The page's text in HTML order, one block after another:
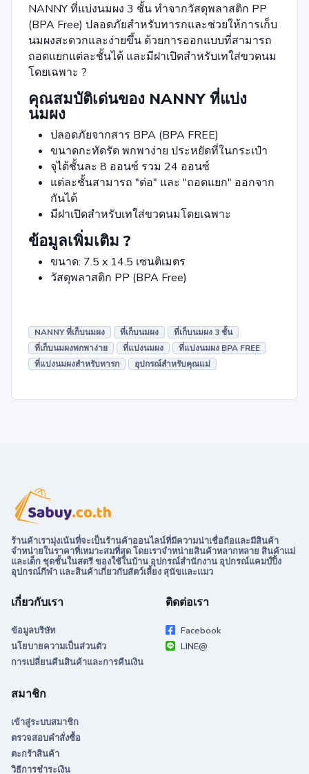
NANNY ที่แบ่งนมผง 3 ชั้น ทำจากวัสดุพลาสติก PP
(BPA Free) ปลอดภัยสำหรับทารกและช่วยให้การเก็บ
นมผงสะดวกและง่ายขึ้น ด้วยการออกแบบที่สามารถ
ถอดแยกแต่ละชั้นได้ และมีฝาเปิดสำหรับเทใส่ขวดนม
โดยเฉพาะ ?
คุณสมบัติเด่นของ NANNY ที่แบ่ง
นมผง
ปลอดภัยจากสาร BPA (BPA FREE)
ขนาดกะทัดรัด พกพาง่าย ประหยัดที่ในกระเป๋า
จุได้ชั้นละ 8 ออนซ์ รวม 24 ออนซ์
แต่ละชั้นสามารถ "ต่อ" และ "ถอดแยก" ออกจาก
กันได้
มีฝาเปิดสำหรับเทใส่ขวดนมโดยเฉพาะ
ข้อมูลเพิ่มเติม ?
ขนาด: 7.5 x 14.5 เซนติเมตร
วัสดุพลาสติก PP (BPA Free)
NANNY ที่เก็บนมผง ที่เก็บนมผง
ที่เก็บนมผง 3 ชั้น
ที่เก็บนมผงพกพาง่าย
ที่แบ่งนมผง
ที่แบ่งนมผง BPA FREE
ที่แบ่งนมผงสำหรับทารก
อุปกรณ์สำหรับคุณแม่
ร้านค้าเรามุ่งเน้นที่จะเป็นร้านค้าออนไลน์ที่มีความน่าเชื่อถือและมีสินค้า
จำหน่ายในราคาที่เหมาะสมที่สุด โดยเราจำหน่ายสินค้าหลากหลาย สินค้าแม่
และเด็ก ชุดชั้นในสตรี ของใช้ในบ้าน อุปกรณ์สำนักงาน อุปกรณ์แคมป์ปิ้ง
อุปกรณ์กีฬา และสินค้าเกี่ยวกับสัตว์เลี้ยง สุนัขและแมว
เกี่ยวกับเรา
ข้อมูลบริษัท
นโยบายความเป็นส่วนตัว
การเปลี่ยนคืนสินค้าและการคืนเงิน
ติดต่อเรา
Facebook
LINE@
สมาชิก
เข้าสู่ระบบสมาชิก
ตรวจสอบคำสั่งซื้อ
ตะกร้าสินค้า
วิธีการชำระเงิน